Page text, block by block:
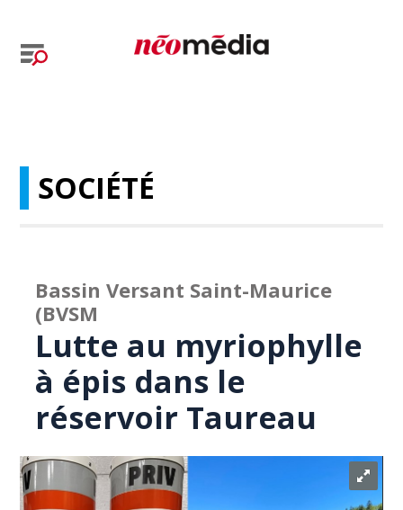
SOCIÉTÉ
Bassin Versant Saint-Maurice
(BVSM
Lutte au myriophylle
à épis dans le
réservoir Taureau